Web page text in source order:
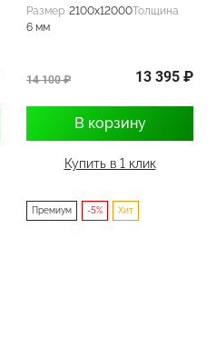
Размер 2100x12000Толщина
6 мм
14 100 ₽ 13 395 ₽
В корзину
Купить в 1 клик
Премиум -5% Хит